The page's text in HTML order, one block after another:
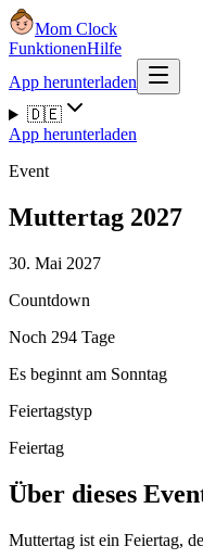
Mom Clock
FunktionenHilfe
App herunterladen
🇩🇪
App herunterladen
Event
Muttertag 2027
30. Mai 2027
Countdown
Noch 294 Tage
Es beginnt am Sonntag
Feiertagstyp
Feiertag
Über dieses
Muttertag ist ein Feiertag,